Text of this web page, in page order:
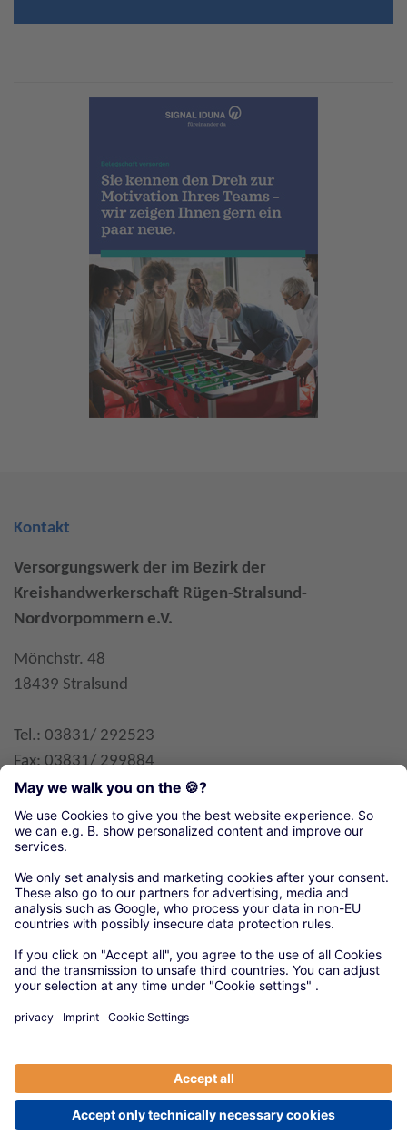
Kontakt
Versorgungswerk der im Bezirk der
Kreishandwerkerschaft Rügen-Stralsund-
Nordvorpommern e.V.
Mönchstr. 48
18439 Stralsund
Tel.: 03831/ 292523
Fax: 03831/ 299884
Organisationen unseres örtlichen Handwerks
Kreishandwerkerschaft Rügen-Stralsund-
© 2020 Versorgungswerke|Anbieter|Datenschutz|
Cookie-Einstellungen